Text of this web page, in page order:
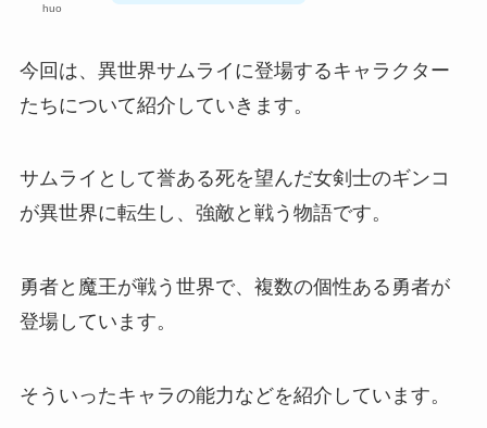
huo
今回は、異世界サムライに登場するキャラクター
たちについて紹介していきます。
サムライとして誉ある死を望んだ女剣士のギンコ
が異世界に転生し、強敵と戦う物語です。
勇者と魔王が戦う世界で、複数の個性ある勇者が
登場しています。
そういったキャラの能力などを紹介しています。